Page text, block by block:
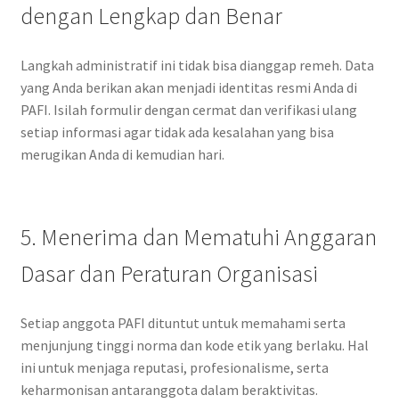
dengan Lengkap dan Benar
Langkah administratif ini tidak bisa dianggap remeh. Data
yang Anda berikan akan menjadi identitas resmi Anda di
PAFI. Isilah formulir dengan cermat dan verifikasi ulang
setiap informasi agar tidak ada kesalahan yang bisa
merugikan Anda di kemudian hari.
5. Menerima dan Mematuhi Anggaran
Dasar dan Peraturan Organisasi
Setiap anggota PAFI dituntut untuk memahami serta
menjunjung tinggi norma dan kode etik yang berlaku. Hal
ini untuk menjaga reputasi, profesionalisme, serta
keharmonisan antaranggota dalam beraktivitas.